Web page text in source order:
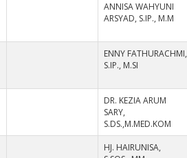
ANNISA WAHYUNI
ARSYAD, S.IP., M.M
ENNY FATHURACHMI,
S.IP., M.SI
DR. KEZIA ARUM
SARY,
S.DS.,M.MED.KOM
HJ. HAIRUNISA,